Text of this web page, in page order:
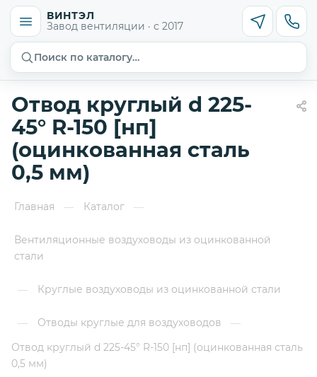
ВИНТЭЛ
Завод вентиляции · с 2017
Поиск по каталогу…
Отвод круглый d 225-
45° R-150 [нп]
(оцинкованная сталь
0,5 мм)
Главная — Каталог —
Вентиляционные воздуховоды из оцинкованной
стали
— Круглые воздуховоды из оцинкованной стали
— Отводы круглые для воздуховодов
—
Отвод круглый d 225-45° R-150 [нп] (оцинкованная сталь
0,5 мм)